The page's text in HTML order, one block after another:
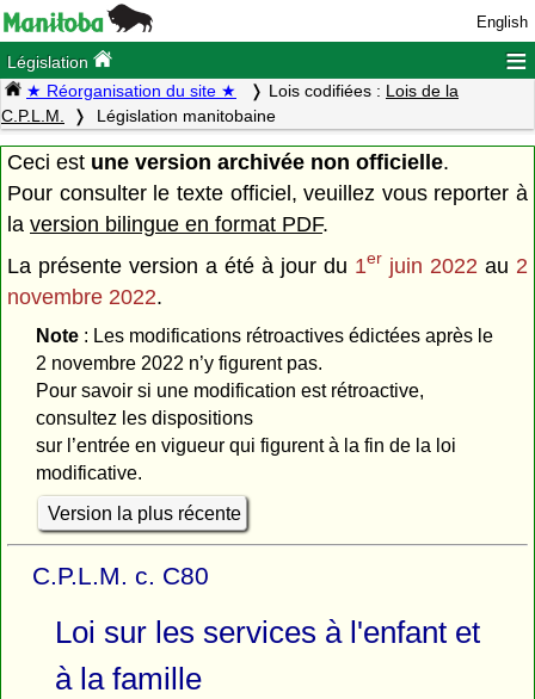
English
Législation ≡
★ Réorganisation du site ★ Lois codifiées : Lois de la
C.P.L.M.
Législation manitobaine
Ceci est une version archivée non officielle.
Pour consulter le texte officiel, veuillez vous reporter à
la version bilingue en format PDF.
La présente version a été à jour du 1er juin 2022 au 2
novembre 2022.
Note: Les modifications rétroactives édictées après le
2 novembre 2022 n’y figurent pas.
Pour savoir si une modification est rétroactive,
consultez les dispositions
sur l’entrée en vigueur qui figurent à la fin de la loi
modificative.
Version la plus récente
C.P.L.M. c. C80
Loi sur les services à l'enfant et
à la famille